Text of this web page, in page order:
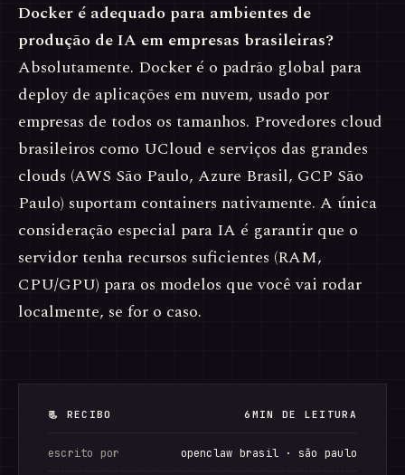
Docker é adequado para ambientes de
produção de IA em empresas brasileiras?
Absolutamente. Docker é o padrão global para
deploy de aplicações em nuvem, usado por
empresas de todos os tamanhos. Provedores cloud
brasileiros como UCloud e serviços das grandes
clouds (AWS São Paulo, Azure Brasil, GCP São
Paulo) suportam containers nativamente. A única
consideração especial para IA é garantir que o
servidor tenha recursos suficientes (RAM,
CPU/GPU) para os modelos que você vai rodar
localmente, se for o caso.
📃 RECIBO 6MIN DE LEITURA
escrito por openclaw brasil · são paulo